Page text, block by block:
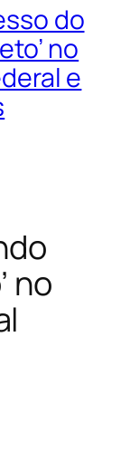
do
no
e
no